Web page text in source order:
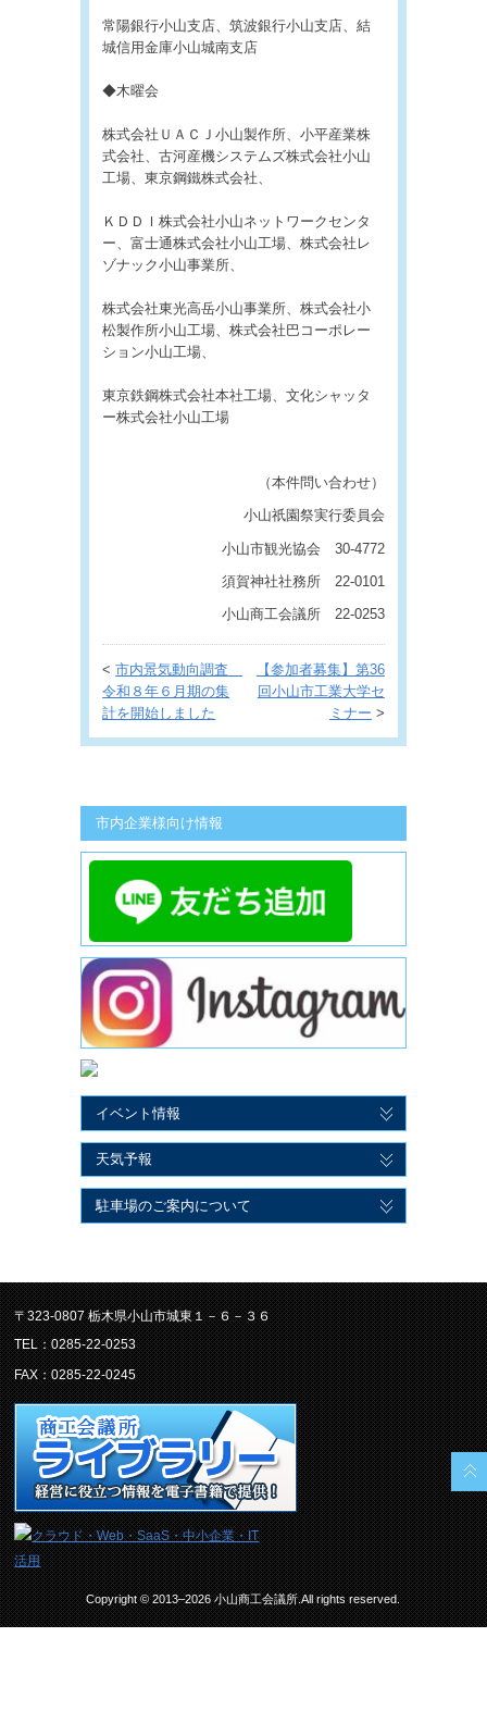
常陽銀行小山支店、筑波銀行小山支店、結
城信用金庫小山城南支店
◆木曜会
株式会社ＵＡＣＪ小山製作所、小平産業株
式会社、古河産機システムズ株式会社小山
工場、東京鋼鐵株式会社、
ＫＤＤＩ株式会社小山ネットワークセンタ
ー、富士通株式会社小山工場、株式会社レ
ゾナック小山事業所、
株式会社東光高岳小山事業所、株式会社小
松製作所小山工場、株式会社巴コーポレー
ション小山工場、
東京鉄鋼株式会社本社工場、文化シャッタ
ー株式会社小山工場
（本件問い合わせ）
小山祇園祭実行委員会
小山市観光協会 30-4772
須賀神社社務所 22-0101
小山商工会議所 22-0253
<市内景気動向調査
令和８年６月期の集
計を開始しました
【参加者募集】第36
回小山市工業大学セ
ミナー >
市内企業様向け情報
イベント情報
天気予報
駐車場のご案内について
〒323-0807 栃木県小山市城東１－６－３６
TEL：0285-22-0253
FAX：0285-22-0245
Copyright © 2013–2026 小山商工会議所.All rights reserved.